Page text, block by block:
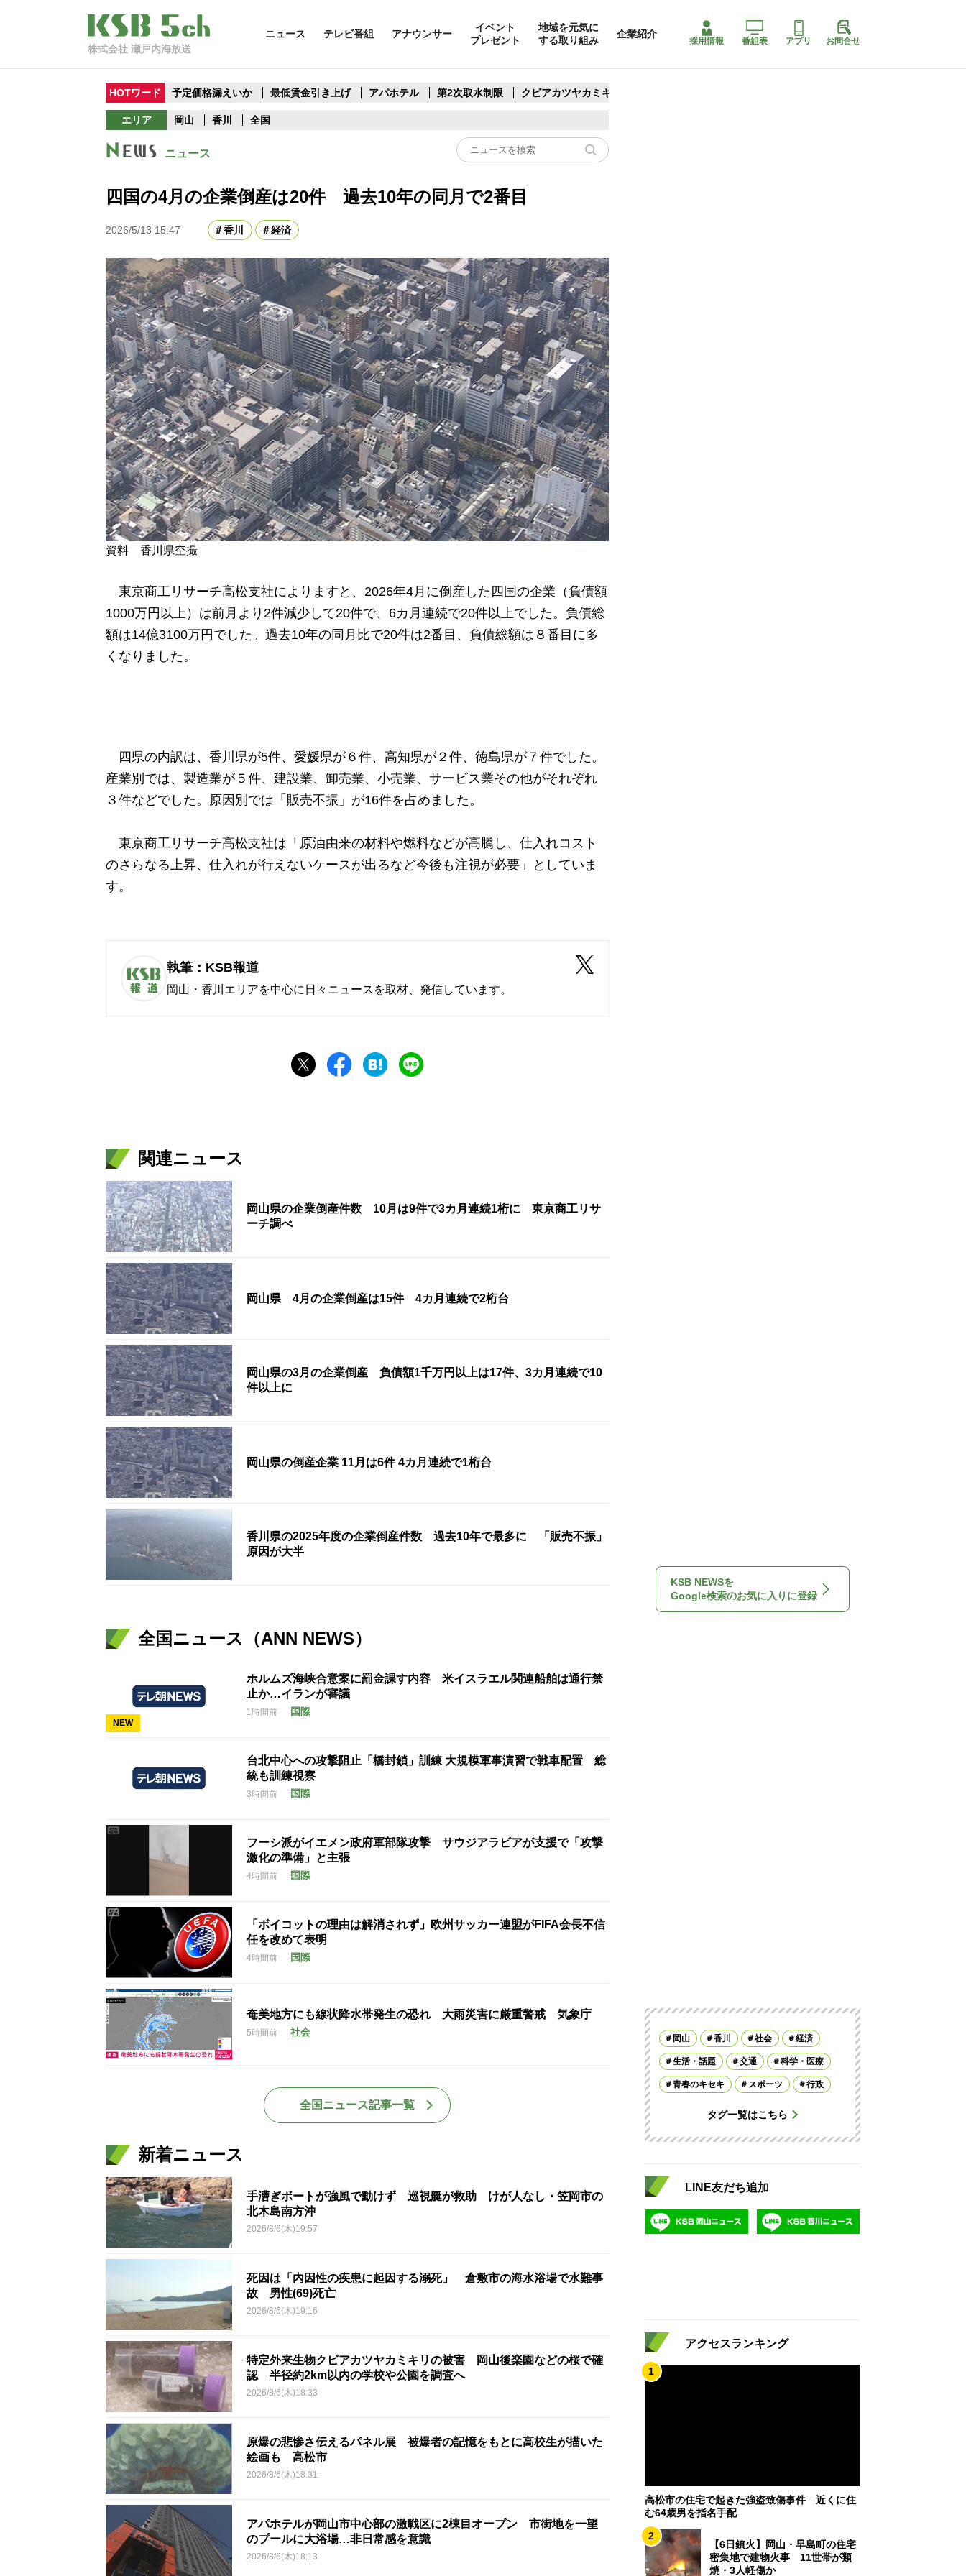
株式会社 瀬戸内海放送
ニュース テレビ番組 アナウンサー
イベント
プレゼント
地域を元気に
する取り組み
企業紹介
採用情報 番組表 アプリ お問合せ
HOTワード 予定価格漏えいか 最低賃金引き上げ アパホテル 第2次取水制限 クビアカツヤカミキリ
エリア 岡山 香川 全国
ニュース
四国の4月の企業倒産は20件 過去10年の同月で2番目
2026/5/13 15:47 香川 経済
資料 香川県空撮
東京商工リサーチ高松支社によりますと、2026年4月に倒産した四国の企業（負債額
1000万円以上）は前月より2件減少して20件で、6カ月連続で20件以上でした。負債総
額は14億3100万円でした。過去10年の同月比で20件は2番目、負債総額は８番目に多
くなりました。
四県の内訳は、香川県が5件、愛媛県が６件、高知県が２件、徳島県が７件でした。
産業別では、製造業が５件、建設業、卸売業、小売業、サービス業その他がそれぞれ
３件などでした。原因別では「販売不振」が16件を占めました。
東京商工リサーチ高松支社は「原油由来の材料や燃料などが高騰し、仕入れコスト
のさらなる上昇、仕入れが行えないケースが出るなど今後も注視が必要」としていま
す。
執筆：KSB報道
岡山・香川エリアを中心に日々ニュースを取材、発信しています。
関連ニュース
岡山県の企業倒産件数 10月は9件で3カ月連続1桁に 東京商工リサ
ーチ調べ
岡山県 4月の企業倒産は15件 4カ月連続で2桁台
岡山県の3月の企業倒産 負債額1千万円以上は17件、3カ月連続で10
件以上に
岡山県の倒産企業 11月は6件 4カ月連続で1桁台
香川県の2025年度の企業倒産件数 過去10年で最多に 「販売不振」
原因が大半
全国ニュース（ANN NEWS）
NEW
ホルムズ海峡合意案に罰金課す内容 米イスラエル関連船舶は通行禁
止か…イランが審議
1時間前 国際
台北中心への攻撃阻止「橋封鎖」訓練 大規模軍事演習で戦車配置 総
統も訓練視察
3時間前 国際
フーシ派がイエメン政府軍部隊攻撃 サウジアラビアが支援で「攻撃
激化の準備」と主張
4時間前 国際
「ボイコットの理由は解消されず」欧州サッカー連盟がFIFA会長不信
任を改めて表明
4時間前 国際
奄美地方にも線状降水帯発生の恐れ 大雨災害に厳重警戒 気象庁
5時間前 社会
全国ニュース記事一覧
新着ニュース
手漕ぎボートが強風で動けず 巡視艇が救助 けが人なし・笠岡市の
北木島南方沖
2026/8/6(木)19:57
死因は「内因性の疾患に起因する溺死」 倉敷市の海水浴場で水難事
故 男性(69)死亡
2026/8/6(木)19:16
特定外来生物クビアカツヤカミキリの被害 岡山後楽園などの桜で確
認 半径約2km以内の学校や公園を調査へ
2026/8/6(木)18:33
原爆の悲惨さ伝えるパネル展 被爆者の記憶をもとに高校生が描いた
絵画も 高松市
2026/8/6(木)18:31
アパホテルが岡山市中心部の激戦区に2棟目オープン 市街地を一望
のプールに大浴場…非日常感を意識
2026/8/6(木)18:13
KSB NEWSを
Google検索のお気に入りに登録
岡山 香川 社会 経済
生活・話題 交通 科学・医療
青春のキセキ スポーツ 行政
タグ一覧はこちら
LINE友だち追加
アクセスランキング
1
高松市の住宅で起きた強盗致傷事件 近くに住
む64歳男を指名手配
2
【6日鎮火】岡山・早島町の住宅
密集地で建物火事 11世帯が類
焼・3人軽傷か